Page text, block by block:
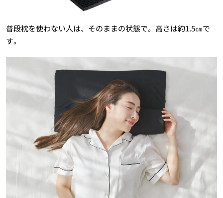
普段枕を使わない人は、そのままの状態で。高さは約1.5㎝で
す。